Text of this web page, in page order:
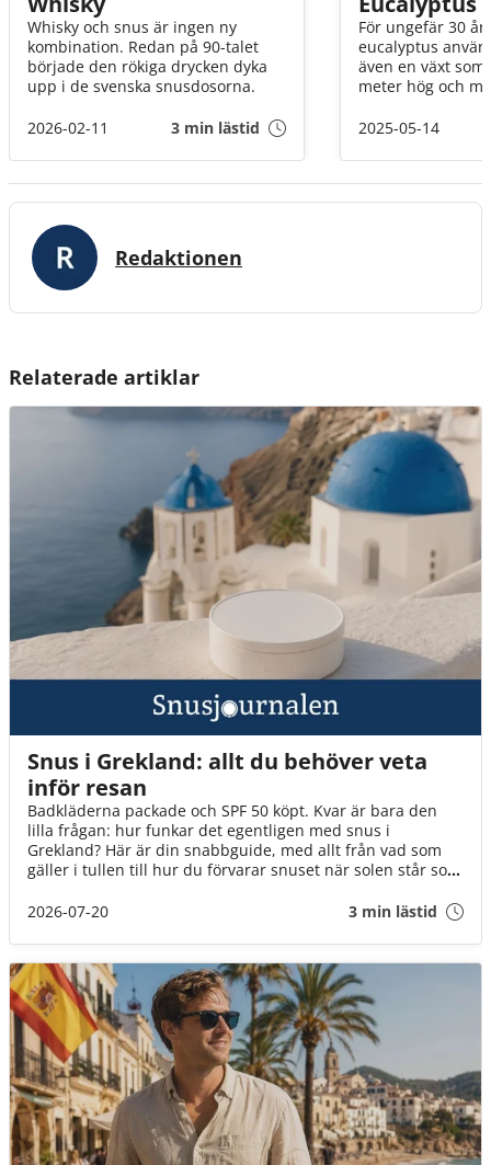
Whisky och snus är ingen ny
kombination. Redan på 90-talet
började den rökiga drycken dyka
upp i de svenska snusdosorna.
2026-02-11
3 min lästid
För ungefär 30
eucalyptus
även en växt
meter hög och
2025-05-14
Redaktionen
Relaterade artiklar
Snus i Grekland: allt du behöver veta
inför resan
Badkläderna packade och SPF 50 köpt. Kvar är bara den
lilla frågan: hur funkar det egentligen med snus i
Grekland? Här är din snabbguide, med allt från vad som
gäller i tullen till hur du förvarar snuset när solen står som
2026-07-20
3 min lästid